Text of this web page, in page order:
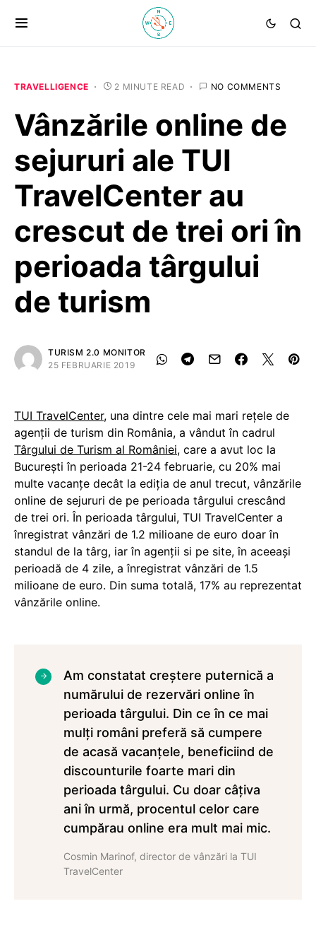
TRAVELLIGENCE 2 MINUTE READ NO COMMENTS
Vânzările online de
sejururi ale TUI
TravelCenter au
crescut de trei ori în
perioada târgului
de turism
TURISM 2.0 MONITOR
25 FEBRUARIE 2019
TUI TravelCenter, una dintre cele mai mari rețele de
agenții de turism din România, a vândut în cadrul
Târgului de Turism al României, care a avut loc la
București în perioada 21-24 februarie, cu 20% mai
multe vacanțe decât la ediția de anul trecut, vânzările
online de sejururi de pe perioada târgului crescând
de trei ori. În perioada târgului, TUI TravelCenter a
înregistrat vânzări de 1.2 milioane de euro doar în
standul de la târg, iar în agenții si pe site, în aceeași
perioadă de 4 zile, a înregistrat vânzări de 1.5
milioane de euro. Din suma totală, 17% au reprezentat
vânzările online.
Am constatat creștere puternică a
numărului de rezervări online în
perioada târgului. Din ce în ce mai
mulți români preferă să cumpere
de acasă vacanțele, beneficiind de
discounturile foarte mari din
perioada târgului. Cu doar câțiva
ani în urmă, procentul celor care
cumpărau online era mult mai mic.
Cosmin Marinof, director de vânzări la TUI
TravelCenter